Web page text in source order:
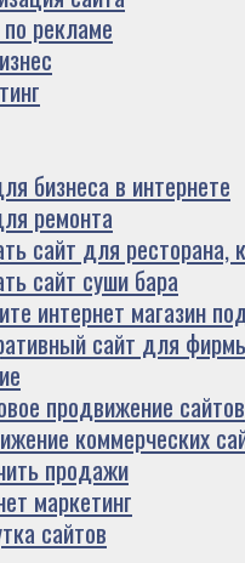
рекламе
бизнеса в интернете
ремонта
сайт для ресторана,
сайт суши бара
интернет магазин
сайт для
продвижение сайтов
коммерческих
продажи
маркетинг
сайтов